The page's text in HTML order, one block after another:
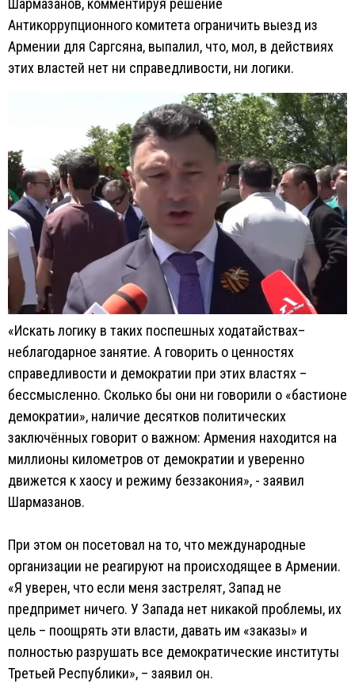
Шармазанов, комментируя решение
Антикоррупционного комитета ограничить выезд из
Армении для Саргсяна, выпалил, что, мол, в действиях
этих властей нет ни справедливости, ни логики.
«Искать логику в таких поспешных ходатайствах–
неблагодарное занятие. А говорить о ценностях
справедливости и демократии при этих властях –
бессмысленно. Сколько бы они ни говорили о «бастионе
демократии», наличие десятков политических
заключённых говорит о важном: Армения находится на
миллионы километров от демократии и уверенно
движется к хаосу и режиму беззакония», - заявил
Шармазанов.
При этом он посетовал на то, что международные
организации не реагируют на происходящее в Армении.
«Я уверен, что если меня застрелят, Запад не
предпримет ничего. У Запада нет никакой проблемы, их
цель – поощрять эти власти, давать им «заказы» и
полностью разрушать все демократические институты
Третьей Республики», – заявил он.